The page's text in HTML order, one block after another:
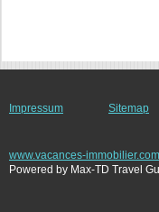
Impressum Sitemap
www.vacances-immobilier.com
Powered by Max-TD Travel